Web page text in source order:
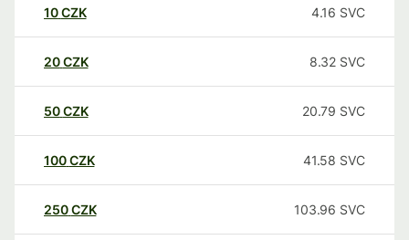
10CZK 4.16 SVC
20CZK 8.32 SVC
50CZK 20.79 SVC
100CZK 41.58 SVC
250CZK 103.96 SVC